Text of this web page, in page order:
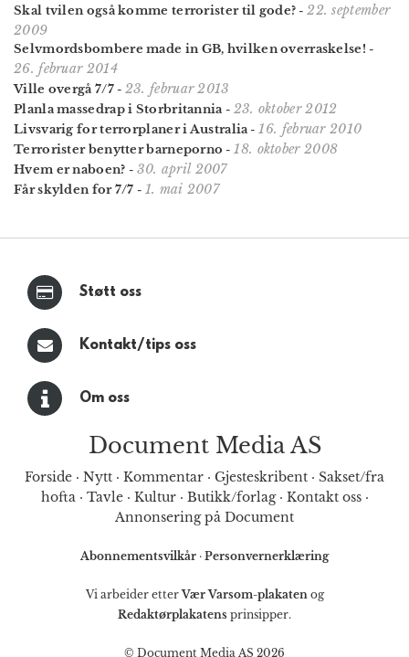
Skal tvilen også komme terrorister til gode? -22. september
2009
Selvmordsbombere made in GB, hvilken overraskelse! -
26. februar 2014
Ville overgå 7/7- 23. februar 2013
Planla massedrap i Storbritannia - 23. oktober 2012
Livsvarig for terrorplaner i Australia -16. februar 2010
Terrorister benytter barneporno -18. oktober 2008
Hvem er naboen? - 30. april 2007
Får skylden for 7/7 - 1. mai 2007
Støtt oss
Kontakt/tips oss
Om oss
Document Media AS
Forside · Nytt · Kommentar · Gjesteskribent · Sakset/fra
hofta· Tavle· Kultur· Butikk/forlag· Kontakt oss·
Annonsering på Document
Abonnementsvilkår · Personvernerklæring
Vi arbeider etterVær Varsom-plakatenog
Redaktørplakatens prinsipper.
© Document Media AS 2026